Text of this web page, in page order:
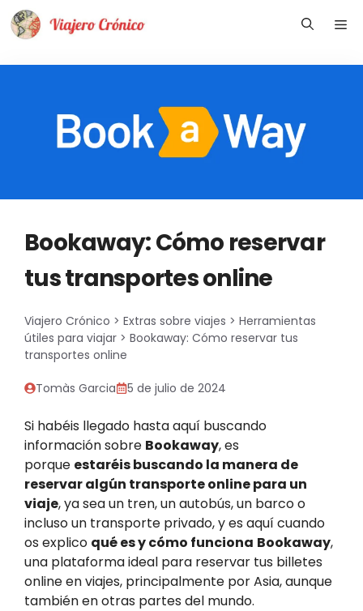
Saltar
Bookaway: Cómo reservar
tus transportes online
Viajero Crónico > Extras sobre viajes > Herramientas
útiles para viajar > Bookaway: Cómo reservar tus
transportes online
Tomàs Garcia 5 de julio de 2024
Si habéis llegado hasta aquí buscando
información sobre Bookaway, es
porque estaréis buscando la manera de
reservar algún transporte online para un
viaje, ya sea un tren, un autobús, un barco o
incluso un transporte privado, y es aquí cuando
os explico qué es y cómo funciona Bookaway,
una plataforma ideal para reservar tus billetes
online en viajes, principalmente por Asia, aunque
también en otras partes del mundo.